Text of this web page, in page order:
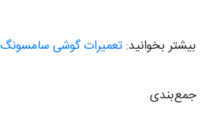
بیشتر بخوانید: تعمیرات گوشی سامسونگ
جمع‌بندی